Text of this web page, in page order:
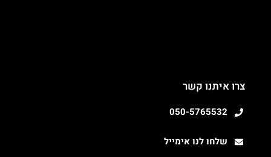
צרו איתנו קשר
050-5765532
שלחו לנו אימייל